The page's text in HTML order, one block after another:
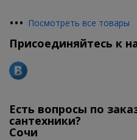
••• Посмотреть все товары
Присоединяйтесь к
Есть вопросы по
сантехники?
Сочи